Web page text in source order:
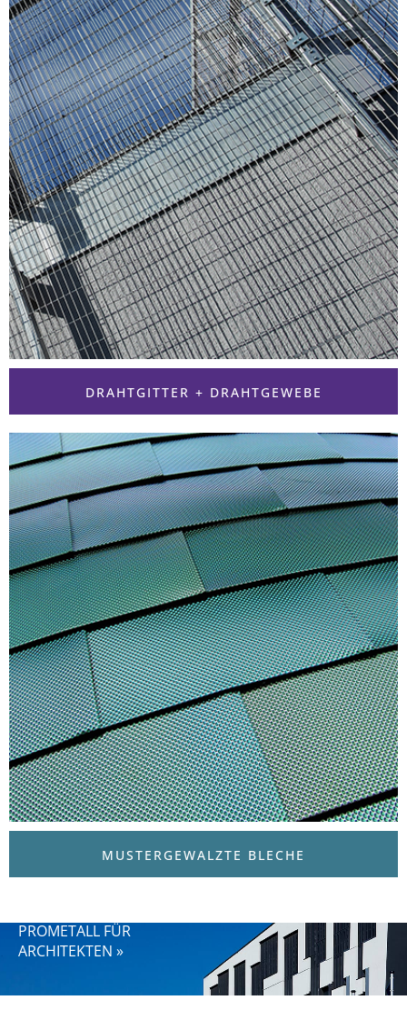
DRAHTGITTER + DRAHTGEWEBE
MUSTERGEWALZTE BLECHE
PROMETALL FÜR
ARCHITEKTEN »